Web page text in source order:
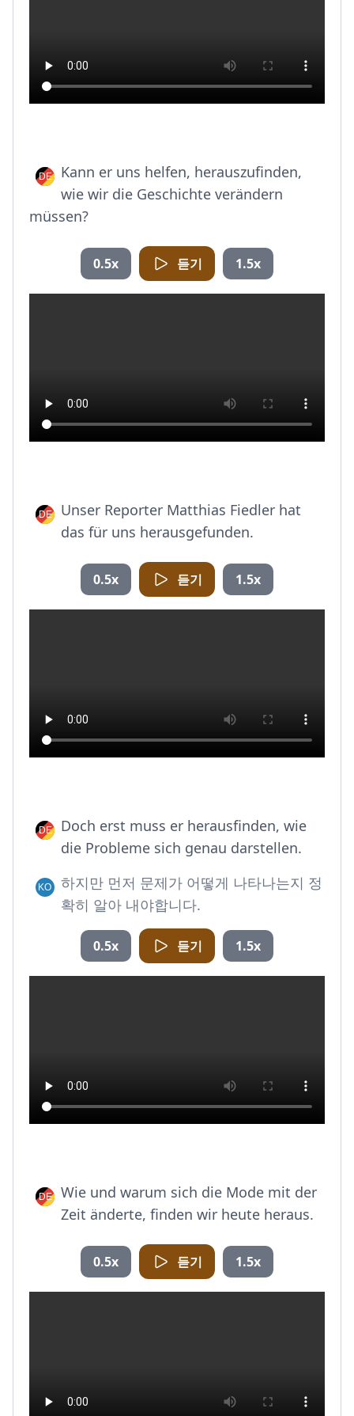
Kann er uns helfen, herauszufinden,
wie wir die Geschichte verändern
müssen?
0.5x 듣기 1.5x
Unser Reporter Matthias Fiedler hat
das für uns herausgefunden.
0.5x 듣기 1.5x
Doch erst muss er herausfinden, wie
die Probleme sich genau darstellen.
하지만 먼저 문제가 어떻게 나타나는지 정
확히 알아 내야합니다.
0.5x 듣기 1.5x
Wie und warum sich die Mode mit der
Zeit änderte, finden wir heute heraus.
0.5x 듣기 1.5x